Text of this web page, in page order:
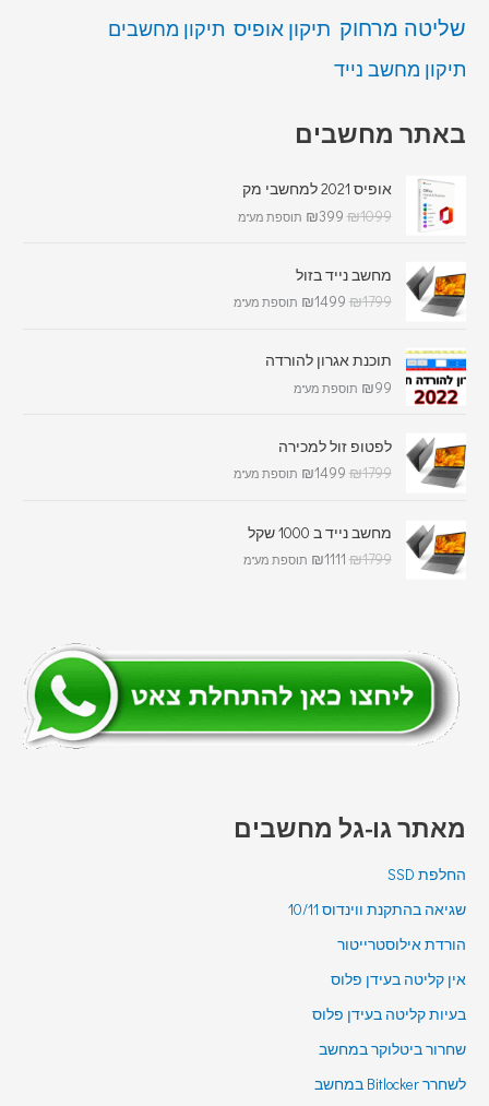
שליטה מרחוק תיקון אופיס תיקון מחשבים
תיקון מחשב נייד
באתר מחשבים
אופיס 2021 למחשבי מק
₪1099
₪399 תוספת מע"מ
מחשב נייד בזול
₪1799
₪1499 תוספת מע"מ
תוכנת אגרון להורדה
₪99 תוספת מע"מ
לפטופ זול למכירה
₪1799
₪1499 תוספת מע"מ
מחשב נייד ב 1000 שקל
₪1799
₪1111 תוספת מע"מ
מאתר גו-גל מחשבים
החלפת SSD
שגיאה בהתקנת ווינדוס 10/11
הורדת אילוסטרייטור
אין קליטה בעידן פלוס
בעיות קליטה בעידן פלוס
שחרור ביטלוקר במחשב
לשחרר Bitlocker במחשב